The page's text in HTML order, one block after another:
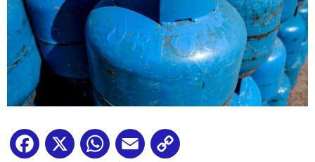
Facebook
X WhatsApp
Email